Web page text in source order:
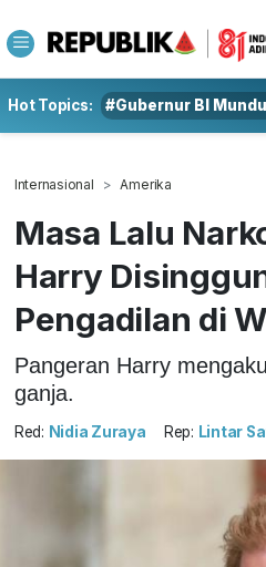
Hot Topics: #Gubernur BI
Internasional Amerika
Masa Lalu
Harry
Pengadilan di
Pangeran Harry
ganja.
Red: Nidia Zuraya Rep: Lintar